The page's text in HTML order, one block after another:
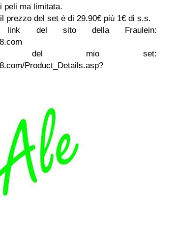
peli ma limitata.
prezzo del set è di 29.90€ più 1€ di s.s.
del sito della Fraulein:
del mio set:
Product_Details.asp?